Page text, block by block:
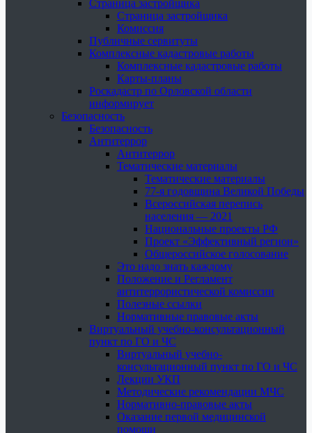
Страница застройщика
Страница застройщика
Комиссия
Публичные сервитуты
Комплексные кадастровые работы
Комплексные кадастровые работы
Карты-планы
Роскадастр по Орловской области
информирует
Безопасность
Безопасность
Антитеррор
Антитеррор
Тематические материалы
Тематические материалы
77-я годовщина Великой Победы
Всероссийская перепись
населения — 2021
Национальные проекты РФ
Проект «Эффективный регион»
Общероссийское голосование
Это надо знать каждому
Положение и Регламент
антитеррористической комиссии
Полезные ссылки
Нормативные правовые акты
Виртуальный учебно-консультационный
пункт по ГО и ЧС
Виртуальный учебно-
консультационный пункт по ГО и ЧС
Лекции УКП
Методические рекомендации МЧС
Нормативно-правовые акты
Оказание первой медицинской
помощи